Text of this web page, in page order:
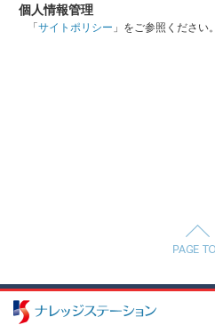
個人情報管理
「サイトポリシー 」をご参照ください。